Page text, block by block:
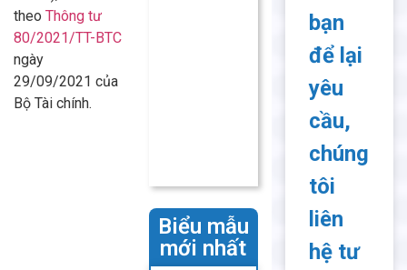
theo Thông tư
80/2021/TT-BTC
ngày
29/09/2021 của
Bộ Tài chính.
Biểu mẫu
mới nhất
bạn
để lại
yêu
cầu,
chúng
tôi
liên
hệ tư